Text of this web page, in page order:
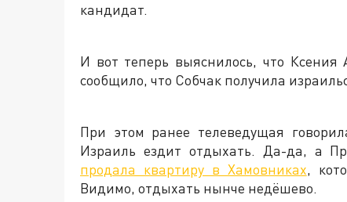
кандидат.
И вот теперь выяснилось, что
сообщило, что Собчак получила
При этом ранее телеведущая
Израиль ездит отдыхать. Да-да, а
продала квартиру в Хамовниках,
Видимо, отдыхать нынче недёшево.